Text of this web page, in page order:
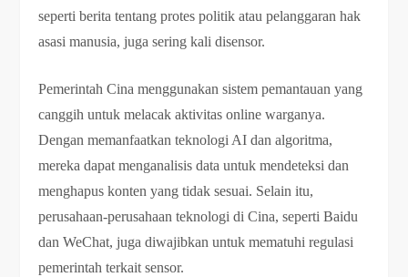
seperti berita tentang protes politik atau pelanggaran hak
asasi manusia, juga sering kali disensor.
Pemerintah Cina menggunakan sistem pemantauan yang
canggih untuk melacak aktivitas online warganya.
Dengan memanfaatkan teknologi AI dan algoritma,
mereka dapat menganalisis data untuk mendeteksi dan
menghapus konten yang tidak sesuai. Selain itu,
perusahaan-perusahaan teknologi di Cina, seperti Baidu
dan WeChat, juga diwajibkan untuk mematuhi regulasi
pemerintah terkait sensor.